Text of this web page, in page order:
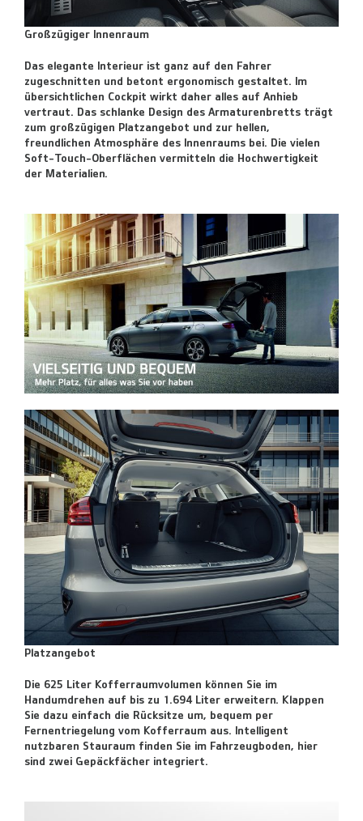
Großzügiger Innenraum
Das elegante Interieur ist ganz auf den Fahrer
zugeschnitten und betont ergonomisch gestaltet. Im
übersichtlichen Cockpit wirkt daher alles auf Anhieb
vertraut. Das schlanke Design des Armaturenbretts trägt
zum großzügigen Platzangebot und zur hellen,
freundlichen Atmosphäre des Innenraums bei. Die vielen
Soft-Touch-Oberflächen vermitteln die Hochwertigkeit
der Materialien.
Platzangebot
Die 625 Liter Kofferraumvolumen können Sie im
Handumdrehen auf bis zu 1.694 Liter erweitern. Klappen
Sie dazu einfach die Rücksitze um, bequem per
Fernentriegelung vom Kofferraum aus. Intelligent
nutzbaren Stauraum finden Sie im Fahrzeugboden, hier
sind zwei Gepäckfächer integriert.